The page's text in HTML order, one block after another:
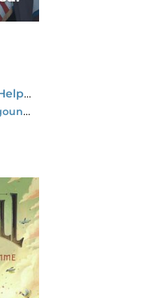
Xiii Tome 30 : So Help Me God !
Yves Sente-Iouri Jigounov